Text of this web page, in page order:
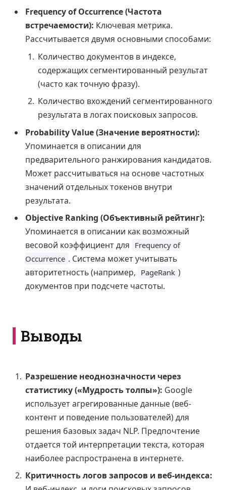
Frequency of Occurrence (Частота
встречаемости): Ключевая метрика.
Рассчитывается двумя основными способами:
Количество документов в индексе,
содержащих сегментированный результат
(часто как точную фразу).
Количество вхождений сегментированного
результата в логах поисковых запросов.
Probability Value (Значение вероятности):
Упоминается в описании для
предварительного ранжирования кандидатов.
Может рассчитываться на основе частотных
значений отдельных токенов внутри
результата.
Objective Ranking (Объективный рейтинг):
Упоминается в описании как возможный
весовой коэффициент для Frequency of
Occurrence . Система может учитывать
авторитетность (например, PageRank )
документов при подсчете частоты.
Выводы
Разрешение неоднозначности через
статистику («Мудрость толпы»): Google
использует агрегированные данные (веб-
контент и поведение пользователей) для
решения базовых задач NLP. Предпочтение
отдается той интерпретации текста, которая
наиболее распространена в интернете.
Критичность логов запросов и веб-индекса: